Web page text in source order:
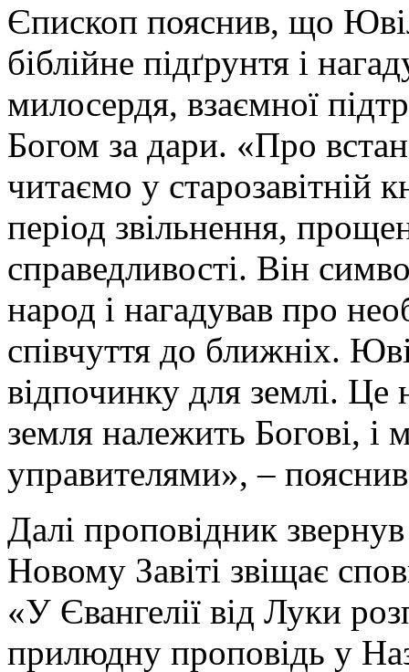
Єпископ пояснив, що
біблійне підґрунтя і
милосердя, взаємної
Богом за дари. «Про
читаємо у старозавітній
період звільнення,
справедливості. Він
народ і нагадував про
співчуття до ближніх.
відпочинку для землі. Це
земля належить Богові, і
управителями», –
Далі проповідник
Новому Завіті звіщає
«У Євангелії від Луки
прилюдну проповідь у